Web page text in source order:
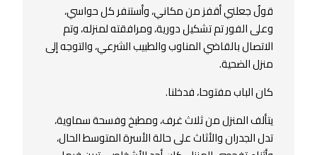
قولٌ جعلني أقفز من مكاني، وأستنفر كل حواسي،
وعلى الفور تم تشكيل دورية، ومرافقته لمنزله، وتم
الاتصال بالقاضي المناوب والطبيب الشرعي، والتوجه إلى
منزل الضحية.
كان الباب مفتوحا، فدخلنا.
يتألف المنزل من ثلاث غرف، ومطبخ وفسحة سماوية،
تدل الجدران والأثاث على حالة الأسرة المتوسط الحال،